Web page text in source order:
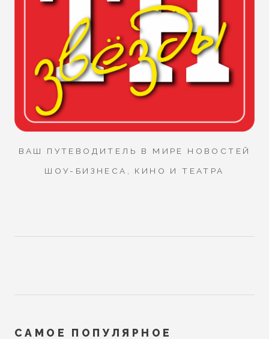
ВАШ ПУТЕВОДИТЕЛЬ В МИРЕ НОВОСТЕЙ
ШОУ-БИЗНЕСА, КИНО И ТЕАТРА
САМОЕ ПОПУЛЯРНОЕ